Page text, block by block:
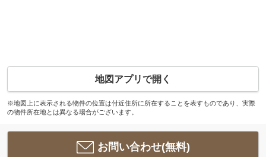
地図アプリで開く
※地図上に表示される物件の位置は付近住所に所在することを表すものであり、実際
の物件所在地とは異なる場合がございます。
お問い合わせ(無料)